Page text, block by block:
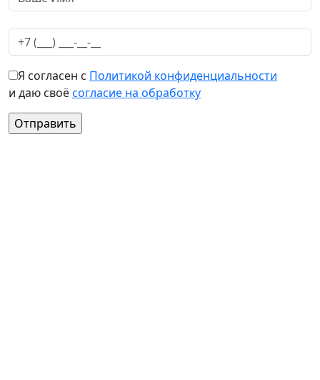
Я согласен с Политикой конфиденциальности
и даю своёсогласие на обработку